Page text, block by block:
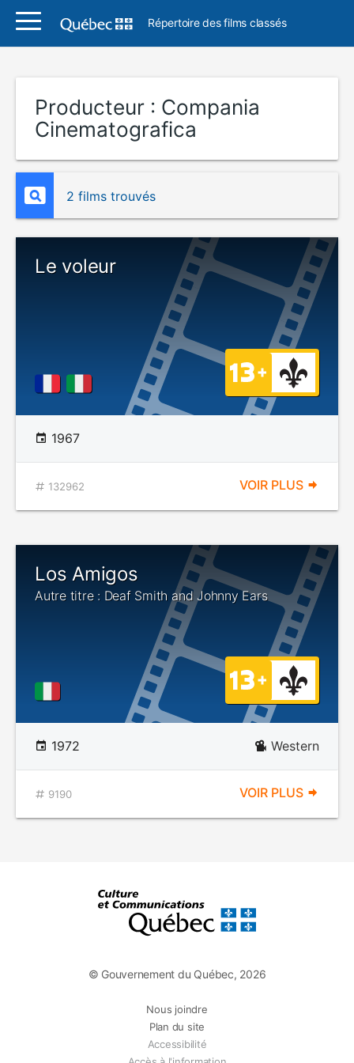
Répertoire des films classés
Producteur : Compania
Cinematografica
2 films trouvés
Le voleur
1967
132962 VOIR PLUS
Los Amigos
Autre titre : Deaf Smith and Johnny Ears
1972 Western
9190 VOIR PLUS
© Gouvernement du Québec, 2026
Nous joindre
Plan du site
Accessibilité